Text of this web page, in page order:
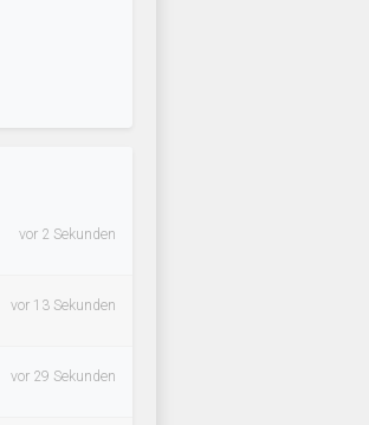
vor 2 Sekunden
vor 13 Sekunden
vor 29 Sekunden